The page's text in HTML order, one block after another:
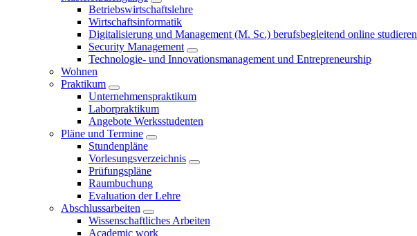
Betriebswirtschaftslehre
Wirtschaftsinformatik
Digitalisierung und Management (M. Sc.) berufsbegleitend online studieren
Security Management
Technologie- und Innovationsmanagement und Entrepreneurship
Wohnen
Praktikum
Unternehmenspraktikum
Laborpraktikum
Angebote Werksstudenten
Pläne und Termine
Stundenpläne
Vorlesungsverzeichnis
Prüfungspläne
Raumbuchung
Evaluation der Lehre
Abschlussarbeiten
Wissenschaftliches Arbeiten
Academic work